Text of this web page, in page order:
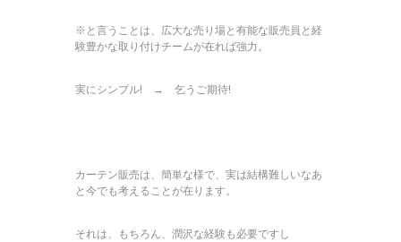
※と言うことは、広大な売り場と有能な販売員と経
験豊かな取り付けチームが在れば強力。
実にシンプル! → 乞うご期待!
カーテン販売は、簡単な様で、実は結構難しいなあ
と今でも考えることが在ります。
それは、もちろん、潤沢な経験も必要ですし